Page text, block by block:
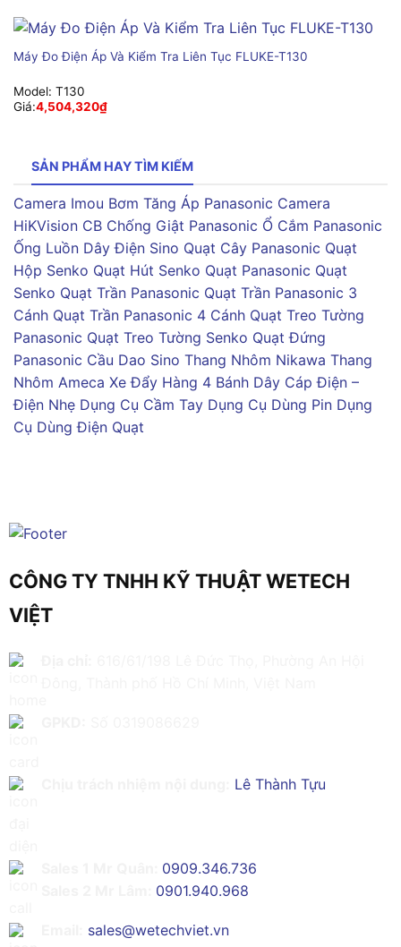
Máy Đo Điện Áp Và Kiểm Tra Liên Tục FLUKE-T130
Model: T130
Giá:4,504,320₫
SẢN PHẨM HAY TÌM KIẾM
Camera Imou Bơm Tăng Áp Panasonic Camera
HiKVision CB Chống Giật Panasonic Ổ Cắm Panasonic
Ống Luồn Dây Điện Sino Quạt Cây Panasonic Quạt
Hộp Senko Quạt Hút Senko Quạt Panasonic Quạt
Senko Quạt Trần Panasonic Quạt Trần Panasonic 3
Cánh Quạt Trần Panasonic 4 Cánh Quạt Treo Tường
Panasonic Quạt Treo Tường Senko Quạt Đứng
Panasonic Cầu Dao Sino Thang Nhôm Nikawa Thang
Nhôm Ameca Xe Đẩy Hàng 4 Bánh Dây Cáp Điện –
Điện Nhẹ Dụng Cụ Cầm Tay Dụng Cụ Dùng Pin Dụng
Cụ Dùng Điện Quạt
CÔNG TY TNHH KỸ THUẬT WETECH
VIỆT
Lê Thành Tựu
0909.346.736
0901.940.968
sales@wetechviet.vn